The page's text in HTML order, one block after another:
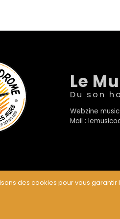
Le
Du son
Webzine
Mail :
des cookies pour vous